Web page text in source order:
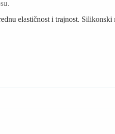
elastičnost i trajnost. Silikonski